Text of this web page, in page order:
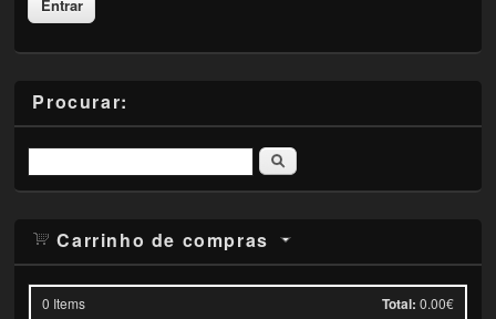
Procurar:
Pesquisar
Carrinho de compras
0 Items Total: 0.00€